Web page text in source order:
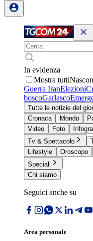
In evidenza
Mostra tutti
Guerra IranElezioni
boscoGarlasco
Tutte le notizie del
Cronaca
Mondo
Video
Foto
Tv & Spettacolo
Lifestyle
Oroscopo
Speciali
Chi siamo
Seguici anche su
Area personale